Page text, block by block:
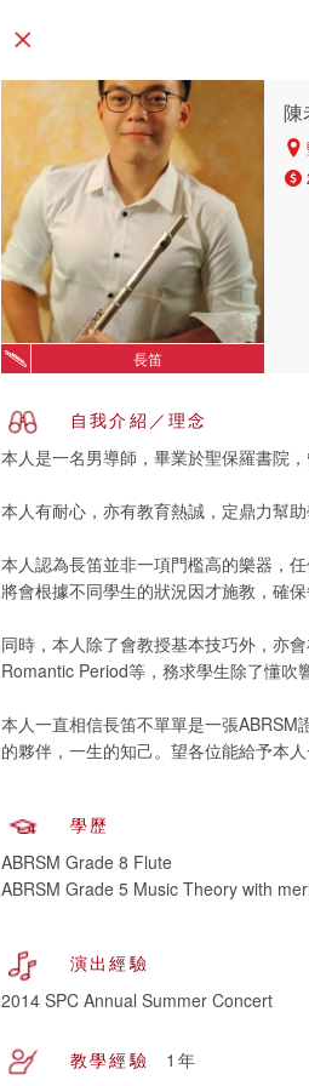
長笛
陳
自我介紹／理念
本人是一名男導師，畢業於聖保羅書院
本人有耐心，亦有教育熱誠，定鼎力幫
本人認為長笛並非一項門檻高的樂器，
將會根據不同學生的狀況因才施教，確
同時，本人除了會教授基本技巧外，亦
Romantic Period等，務求學生除了懂吹
本人一直相信長笛不單單是一張
的夥伴，一生的知己。望各位能給予本
學歷
ABRSM Grade 8 Flute
ABRSM Grade 5 Music Theory with
演出經驗
2014 SPC Annual Summer Concert
教學經驗
1年